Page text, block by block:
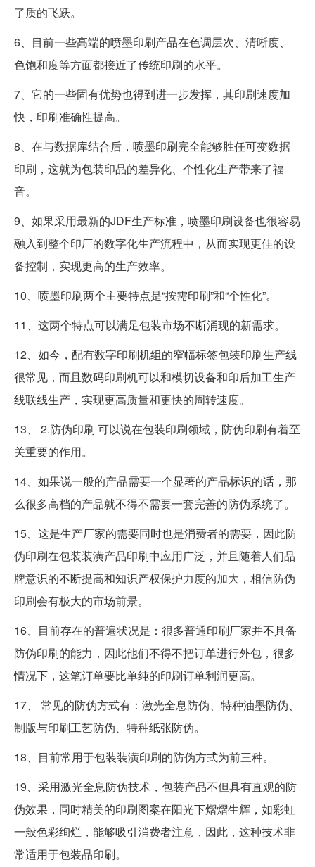
了质的飞跃。
6、目前一些高端的喷墨印刷产品在色调层次、清晰度、
色饱和度等方面都接近了传统印刷的水平。
7、它的一些固有优势也得到进一步发挥，其印刷速度加
快，印刷准确性提高。
8、在与数据库结合后，喷墨印刷完全能够胜任可变数据
印刷，这就为包装印品的差异化、个性化生产带来了福
音。
9、如果采用最新的JDF生产标准，喷墨印刷设备也很容易
融入到整个印厂的数字化生产流程中，从而实现更佳的设
备控制，实现更高的生产效率。
10、喷墨印刷两个主要特点是“按需印刷”和“个性化”。
11、这两个特点可以满足包装市场不断涌现的新需求。
12、如今，配有数字印刷机组的窄幅标签包装印刷生产线
很常见，而且数码印刷机可以和模切设备和印后加工生产
线联线生产，实现更高质量和更快的周转速度。
13、 2.防伪印刷 可以说在包装印刷领域，防伪印刷有着至
关重要的作用。
14、如果说一般的产品需要一个显著的产品标识的话，那
么很多高档的产品就不得不需要一套完善的防伪系统了。
15、这是生产厂家的需要同时也是消费者的需要，因此防
伪印刷在包装装潢产品印刷中应用广泛，并且随着人们品
牌意识的不断提高和知识产权保护力度的加大，相信防伪
印刷会有极大的市场前景。
16、目前存在的普遍状况是：很多普通印刷厂家并不具备
防伪印刷的能力，因此他们不得不把订单进行外包，很多
情况下，这笔订单要比单纯的印刷订单利润更高。
17、 常见的防伪方式有：激光全息防伪、特种油墨防伪、
制版与印刷工艺防伪、特种纸张防伪。
18、目前常用于包装装潢印刷的防伪方式为前三种。
19、采用激光全息防伪技术，包装产品不但具有直观的防
伪效果，同时精美的印刷图案在阳光下熠熠生辉，如彩虹
一般色彩绚烂，能够吸引消费者注意，因此，这种技术非
常适用于包装品印刷。